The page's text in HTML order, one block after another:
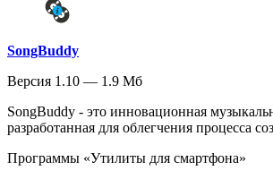
SongBuddy
Версия 1.10 — 1.9 Мб
SongBuddy - это инновационная
разработанная для облегчения процесса
Программы «Утилиты для смартфона»